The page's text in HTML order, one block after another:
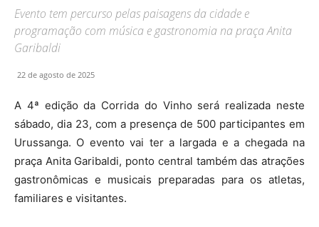
Evento tem percurso pelas paisagens da cidade e
programação com música e gastronomia na praça Anita
Garibaldi
22 de agosto de 2025
A 4ª edição da Corrida do Vinho será realizada neste
sábado, dia 23, com a presença de 500 participantes em
Urussanga. O evento vai ter a largada e a chegada na
praça Anita Garibaldi, ponto central também das atrações
gastronômicas e musicais preparadas para os atletas,
familiares e visitantes.